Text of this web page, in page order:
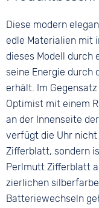
Farbe
Silber
Ziffern
Keine
Material
Bandschließe
Faltschließe
Diese modern
edle Materialien mit
dieses Modell durch
seine Energie durch
erhält. Im
Optimist mit einem
an der Innenseite der
verfügt die Uhr
Zifferblatt, sondern
Perlmutt Zifferblatt
zierlichen
Batteriewechseln